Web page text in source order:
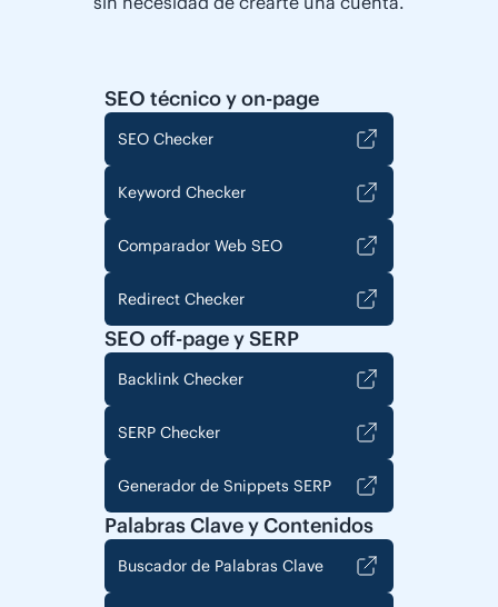
SEO técnico y on-page
SEO Checker
Keyword Checker
Comparador Web SEO
Redirect Checker
SEO off-page y SERP
Backlink Checker
SERP Checker
Generador de Snippets SERP
Palabras Clave y Contenidos
Buscador de Palabras Clave